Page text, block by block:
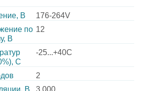
В
176-264V
по
В
12
C
-25...+40C
2
В
3 000